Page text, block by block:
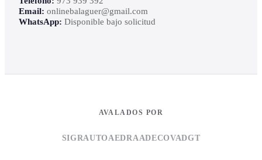
Email: onlinebalaguer@gmail.com
WhatsApp: Disponible bajo solicitud
AVALADOS POR
SIGRAUTOAEDRAADECOVADGT